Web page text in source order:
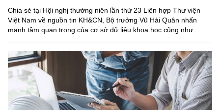
Chia sẻ tại Hội nghị thường niên lần thứ 23 Liên hợp Thư viện
Việt Nam về nguồn tin KH&CN, Bộ trưởng Vũ Hải Quân nhấn
mạnh tầm quan trọng của cơ sở dữ liệu khoa học cũng như...